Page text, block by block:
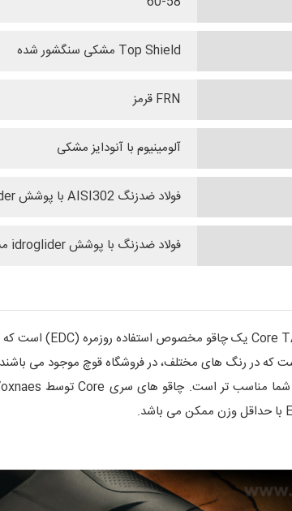
Top Shield مشکی سنگشور شده
FRN قرمز
آلومینیوم با آنودایز مشکی
فولاد ضدزنگ AISI302 با پوشش idroglider مشکی
فولاد ضدزنگ با پوشش idroglider مشکی